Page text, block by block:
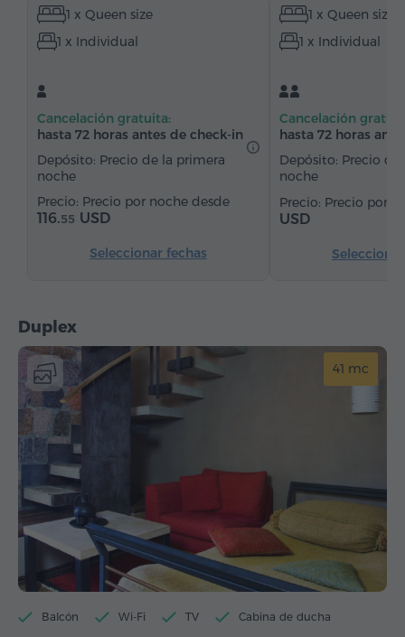
Artículos de tocador Pantuflas
Secador de pelo
Sillón Alarma
Servicio despertador Canales de satélite
Alfombrado Suelos de parquet Refriderador
Agua embotellada
1 x Queen size
1 x Individual
Cancelación gratuita:
hasta 72 horas antes de check-in
Depósito: Precio de la primera
noche
Precio por noche desde
116.55 USD
Seleccionar fechas
1 x Queen size
1 x Individual
Cancelación
hasta 72 horas
Depósito: Precio
noche
Precio por
USD
Duplex
41 mc
Balcón Wi-Fi TV Cabina de ducha